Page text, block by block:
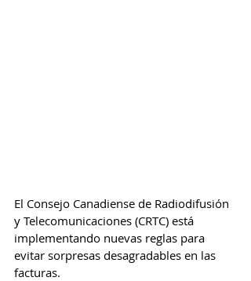
El Consejo Canadiense de Radiodifusión
y Telecomunicaciones (CRTC) está
implementando nuevas reglas para
evitar sorpresas desagradables en las
facturas.